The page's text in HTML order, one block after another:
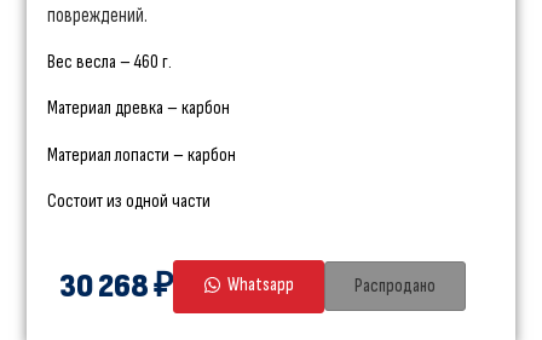
повреждений.
Вес весла – 460 г.
Материал древка – карбон
Материал лопасти – карбон
Состоит из одной части
30 268 ₽ Whatsapp Распродано